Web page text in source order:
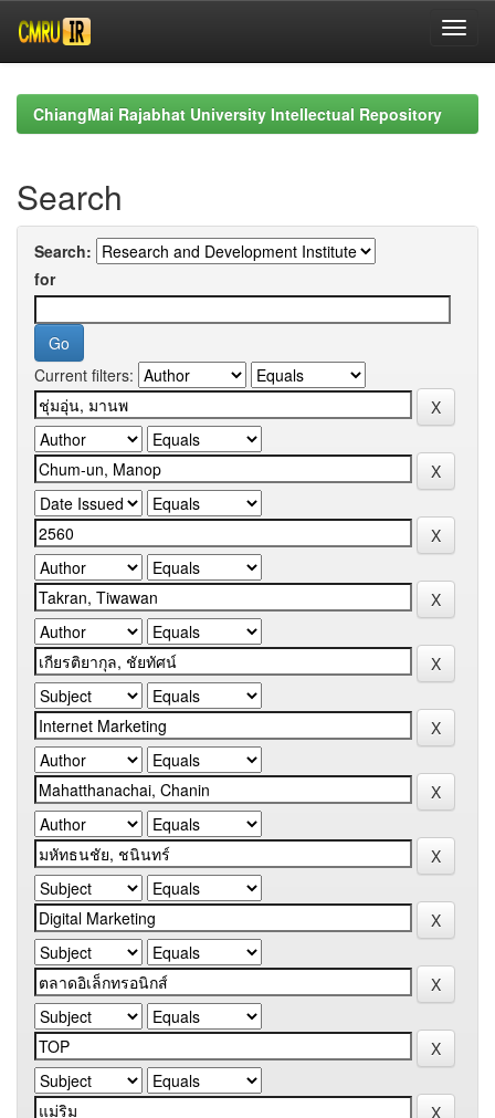
navigationChiangMai Rajabhat University Intellectual Repository
Search
Search:
for
Current filters: